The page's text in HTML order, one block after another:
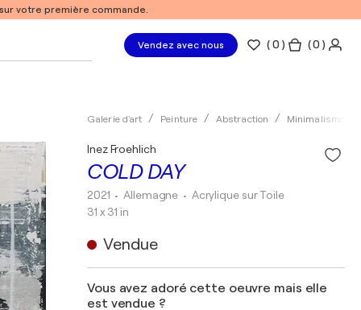
votre première commande.
Vendez avec nous (0 ) ( 0 )
Galerie d'art Peinture Abstraction Minimalisme
COLD DAY
Inez Froehlich
2021 • Allemagne • Acrylique sur Toile
31 x 31 in
Vendue
Vous avez adoré cette oeuvre mais elle
est vendue ?